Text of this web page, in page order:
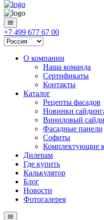
+7 499 677 67 00
О компании
Наша команда
Сертификаты
Контакты
Каталог
Рецепты фасадов
Новинки
Виниловый
Фасадные панели
Софиты
Комплектующие
Дилерам
Где купить
Калькулятор
Блог
Новости
Фотогалерея